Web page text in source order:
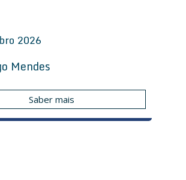
2026
Mendes
Saber mais